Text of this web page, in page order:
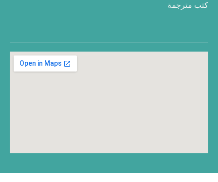
كتب مترجمة